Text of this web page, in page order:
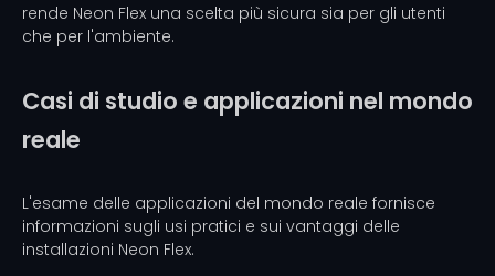
rende Neon Flex una scelta più sicura sia per gli utenti
che per l'ambiente.
Casi di studio e applicazioni nel mondo
reale
L'esame delle applicazioni del mondo reale fornisce
informazioni sugli usi pratici e sui vantaggi delle
installazioni Neon Flex.